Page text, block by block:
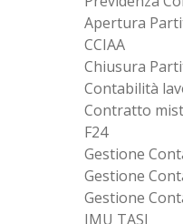
Apertura
CCIAA
Chiusura
Contabilità
Contratto
F24
Gestione
Gestione
Gestione
IMU TASI